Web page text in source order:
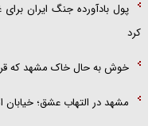
پول بادآورده جنگ ایران
کرد
خوش به حال خاک مشهد که
مشهد در التهاب عشق؛